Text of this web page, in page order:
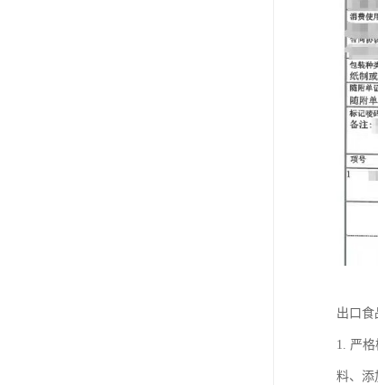
出口食
1. 严
料、添